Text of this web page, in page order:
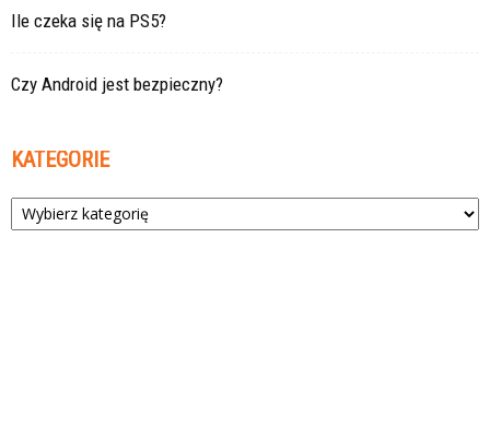
Ile czeka się na PS5?
Czy Android jest bezpieczny?
KATEGORIE
Kategorie